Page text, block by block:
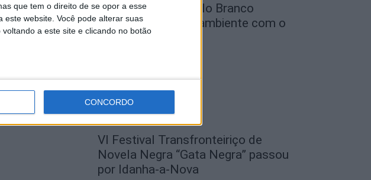
que tem o direito de se opor a esse
este website. Você pode alterar suas
a este site e clicando no botão
CONCORDO
Município de Castelo Branco
reforça defesa do ambiente com o
projeto...
VI Festival Transfronteiriço de
Novela Negra “Gata Negra” passou
por Idanha-a-Nova